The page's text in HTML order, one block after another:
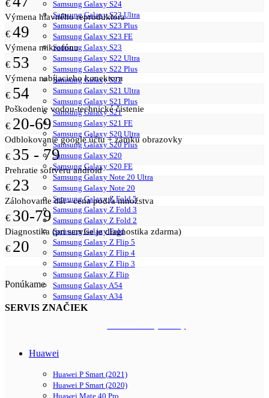
Samsung Galaxy S24
Samsung Galaxy S23 Ultra
Samsung Galaxy S23 Plus
Samsung Galaxy S23 FE
Samsung Galaxy S23
Samsung Galaxy S22 Ultra
Samsung Galaxy S22 Plus
Samsung Galaxy S22
Samsung Galaxy S21 Ultra
Samsung Galaxy S21 Plus
Samsung Galaxy S21
Samsung Galaxy S21 FE
Samsung Galaxy S20 Ultra
Samsung Galaxy S20 Plus
Samsung Galaxy S20
Samsung Galaxy S20 FE
Samsung Galaxy Note 20 Ultra
Samsung Galaxy Note 20
Samsung Galaxy Z Fold 5
Samsung Galaxy Z Fold 3
Samsung Galaxy Z Fold 2
Samsung Galaxy Fold
Samsung Galaxy Z Flip 5
Samsung Galaxy Z Flip 4
Samsung Galaxy Z Flip 3
Samsung Galaxy Z Flip
Samsung Galaxy A54
Samsung Galaxy A34
Huawei
Huawei P Smart (2021)
Huawei P Smart (2020)
Huawei Mate 40 Pro
€
Výmena hlavného reproduktora
€ 49
Výmena mikrofónu
€ 53
Výmena nabíjacieho konektoru
€ 54
Poškodenie vodou-technické čistenie
€ 20-69
Odblokovanie google účtu + zámku obrazovky
€ 35 - 79
Prehratie softvéru android
€ 23
Zálohovanie dát - cena podľa množstva
€ 30-79
Diagnostika (pri servise je diagnostika zdarma)
€ 20
Ponúkame
SERVIS ZNAČIEK